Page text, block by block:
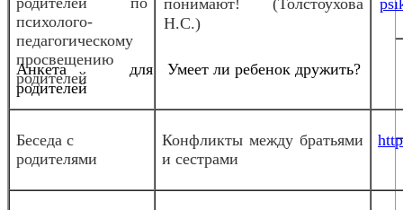
Анкета для
родителей
Умеет ли ребенок дружить?
психолого-
педагогическому
просвещению
родителей
Н.С.)
Беседа с
родителями
Конфликты между братьями
и сестрами